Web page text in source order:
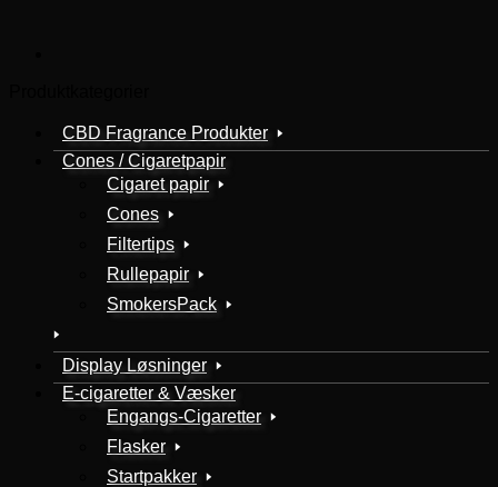
CBD Fragrance Produkter
Cones / Cigaretpapir
Cigaret papir
Cones
Filtertips
Rullepapir
SmokersPack
Display Løsninger
E-cigaretter & Væsker
Engangs-Cigaretter
Flasker
Startpakker